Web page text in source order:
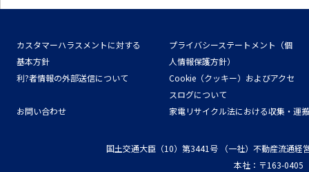
カスタマーハラスメントに対する
基本方針
プライバシーステートメント（個
人情報保護方針）
利?者情報の外部送信について
Cookie（クッキー）およびアクセ
スログについて
お問い合わせ
家電リサイクル法における収集・運
国土交通大臣（10）第3441号
（一社）不動産流通経
本社：〒163-